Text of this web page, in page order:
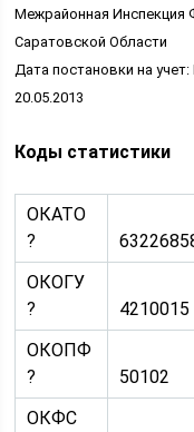
Межрайонная
Саратовской Области
Дата постановки на
20.05.2013
Коды статистики
ОКАТО
?
ОКОГУ
?
4210015
ОКОПФ
?
50102
ОКФС